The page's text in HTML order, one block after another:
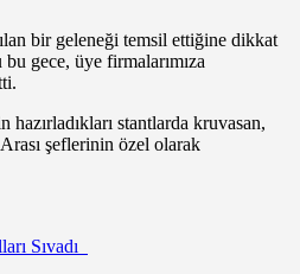
bir geleneği temsil ettiğine dikkat
gece, üye firmalarımıza
stantlarda kruvasan,
şeflerinin özel olarak
Sıvadı